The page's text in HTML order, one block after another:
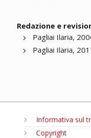
Redazione e
Pagliai Ilaria,
Pagliai Ilaria,
Informativa sul
Copyright